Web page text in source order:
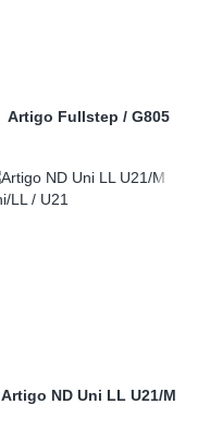
Artigo Fullstep / G805
Artigo ND Uni LL U21/M